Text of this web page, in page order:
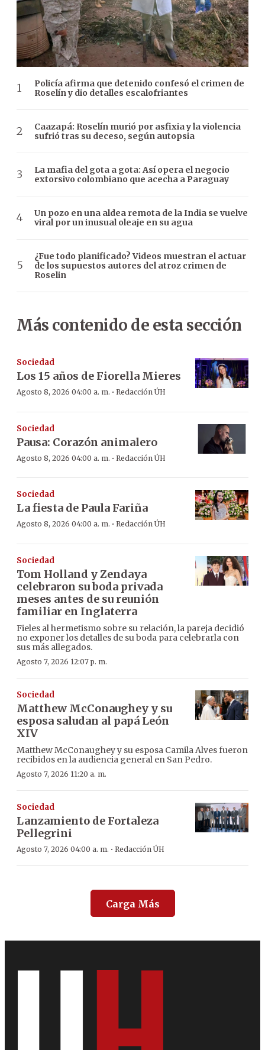
Policía afirma que detenido confesó el crimen de
Roselín y dio detalles escalofriantes
Caazapá: Roselín murió por asfixia y la violencia
sufrió tras su deceso, según autopsia
La mafia del gota a gota: Así opera el negocio
extorsivo colombiano que acecha a Paraguay
Un pozo en una aldea remota de la India se vuelve
viral por un inusual oleaje en su agua
¿Fue todo planificado? Videos muestran el actuar
de los supuestos autores del atroz crimen de
Roselin
Más contenido de esta sección
Sociedad
Los 15 años de Fiorella Mieres
Agosto 8, 2026 04:00 a. m. · Redacción ÚH
Sociedad
Pausa: Corazón animalero
Agosto 8, 2026 04:00 a. m. · Redacción ÚH
Sociedad
La fiesta de Paula Fariña
Agosto 8, 2026 04:00 a. m. · Redacción ÚH
Sociedad
Tom Holland y Zendaya
celebraron su boda privada
meses antes de su reunión
familiar en Inglaterra
Fieles al hermetismo sobre su relación, la pareja decidió
no exponer los detalles de su boda para celebrarla con
sus más allegados.
Agosto 7, 2026 12:07 p. m.
Sociedad
Matthew McConaughey y su
esposa saludan al papá León
XIV
Matthew McConaughey y su esposa Camila Alves fueron
recibidos en la audiencia general en San Pedro.
Agosto 7, 2026 11:20 a. m.
Sociedad
Lanzamiento de Fortaleza
Pellegrini
Agosto 7, 2026 04:00 a. m. · Redacción ÚH
Carga Más